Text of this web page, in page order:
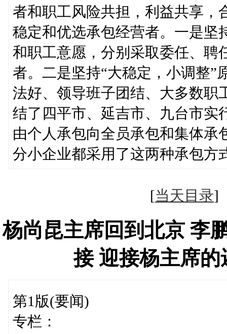
者和职工风险共担，利益共享，
稳定和优选承包经营者。一是坚
和职工意愿，分别采取委任、聘
者。二是坚持“大稳定，小调整”
法好、领导班子团结、大多数职
结了四平市、延吉市、九台市实
由个人承包向全员承包和集体承
分小企业都采用了这两种承包方
[当天目录
杨尚昆主席回到北京 李
接 迎接杨主席
第1版(要闻)
专栏：